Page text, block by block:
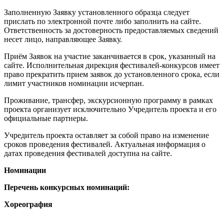
Заполненную Заявку установленного образца следует
прислать по электронной почте либо заполнить на сайте.
Ответственность за достоверность предоставляемых сведений
несет лицо, направляющее Заявку.
Приём Заявок на участие заканчивается в срок, указанный на
сайте. Исполнительная дирекция фестивалей-конкурсов имеет
право прекратить прием заявок до установленного срока, если
лимит участников номинации исчерпан.
Проживание, трансфер, экскурсионную программу в рамках
проекта организует исключительно Учредитель проекта и его
официальные партнеры.
Учредитель проекта оставляет за собой право на изменение
сроков проведения фестивалей. Актуальная информация о
датах проведения фестивалей доступна на сайте.
Номинации
Перечень конкурсных номинаций:
Хореография